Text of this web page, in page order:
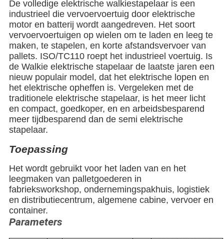
De volledige elektrische walkiestapelaar is een
industrieel die vervoervoertuig door elektrische
motor en batterij wordt aangedreven. Het soort
vervoervoertuigen op wielen om te laden en leeg te
maken, te stapelen, en korte afstandsvervoer van
pallets. ISO/TC110 roept het industrieel voertuig. Is
de Walkie elektrische stapelaar de laatste jaren een
nieuw populair model, dat het elektrische lopen en
het elektrische opheffen is. Vergeleken met de
traditionele elektrische stapelaar, is het meer licht
en compact, goedkoper, en en arbeidsbesparend
meer tijdbesparend dan de semi elektrische
stapelaar.
Toepassing
Het wordt gebruikt voor het laden van en het
leegmaken van palletgoederen in
fabrieksworkshop, ondernemingspakhuis, logistiek
en distributiecentrum, algemene cabine, vervoer en
container.
Parameters